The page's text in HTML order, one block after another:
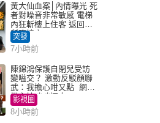
黃大仙血案│內情曝光 死
者對噪音非常敏感 電梯
內狂斬樓上住客 返回住
所墮樓亡
突發
7小時前
陳錦鴻保護自閉兒受訪
變嗌交？ 激動反駁顏聯
武：我擔心咁又點 網民
批主持咄咄逼人
影視圈
8小時前